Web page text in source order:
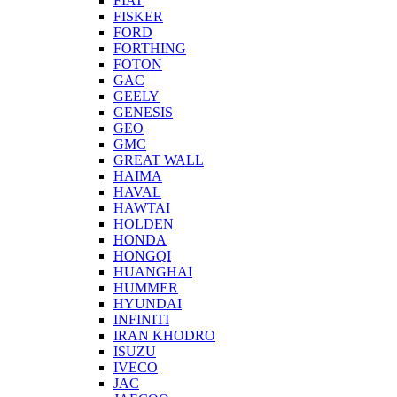
FISKER
FORD
FORTHING
FOTON
GAC
GEELY
GENESIS
GEO
GMC
GREAT WALL
HAIMA
HAVAL
HAWTAI
HOLDEN
HONDA
HONGQI
HUANGHAI
HUMMER
HYUNDAI
INFINITI
IRAN KHODRO
ISUZU
IVECO
JAC